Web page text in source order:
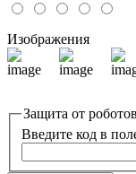
Изображения
Защита от роботов
Введите код в